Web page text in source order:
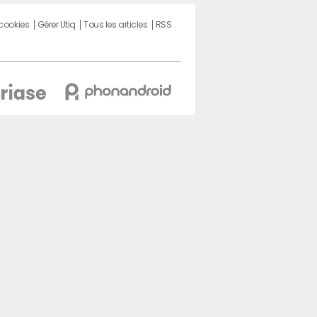
Gérer Utiq Tous les articles
RSS